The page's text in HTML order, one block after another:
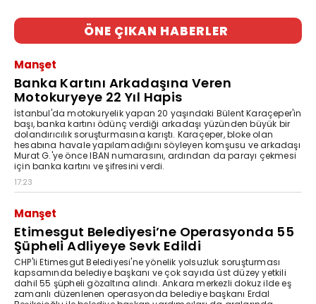
ÖNE ÇIKAN HABERLER
Manşet
Banka Kartını Arkadaşına Veren
Motokuryeye 22 Yıl Hapis
İstanbul'da motokuryelik yapan 20 yaşındaki Bülent Karaçeper'in
başı, banka kartını ödünç verdiği arkadaşı yüzünden büyük bir
dolandırıcılık soruşturmasına karıştı. Karaçeper, bloke olan
hesabına havale yapılamadığını söyleyen komşusu ve arkadaşı
Murat G.'ye önce IBAN numarasını, ardından da parayı çekmesi
için banka kartını ve şifresini verdi.
17:23
Manşet
Etimesgut Belediyesi’ne Operasyonda 55
Şüpheli Adliyeye Sevk Edildi
CHP'li Etimesgut Belediyesi'ne yönelik yolsuzluk soruşturması
kapsamında belediye başkanı ve çok sayıda üst düzey yetkili
dahil 55 şüpheli gözaltına alındı. Ankara merkezli dokuz ilde eş
zamanlı düzenlenen operasyonda belediye başkanı Erdal